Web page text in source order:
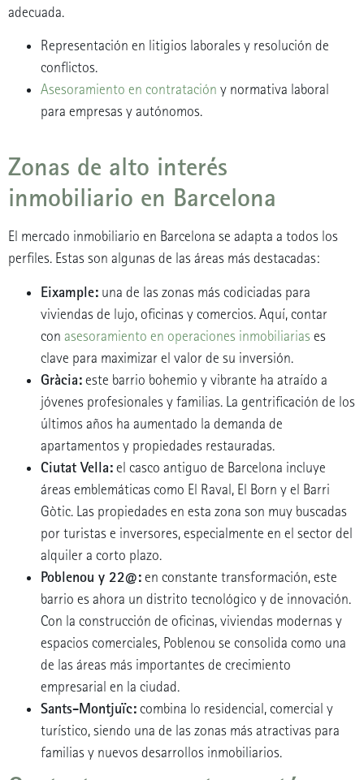
adecuada.
Representación en litigios laborales y resolución de
conflictos.
Asesoramiento en contratación y normativa laboral
para empresas y autónomos.
Zonas de alto interés
inmobiliario en Barcelona
El mercado inmobiliario en Barcelona se adapta a todos los
perfiles. Estas son algunas de las áreas más destacadas:
Eixample: una de las zonas más codiciadas para
viviendas de lujo, oficinas y comercios. Aquí, contar
con asesoramiento en operaciones inmobiliarias es
clave para maximizar el valor de su inversión.
Gràcia:este barrio bohemio y vibrante ha atraído a
jóvenes profesionales y familias. La gentrificación de los
últimos años ha aumentado la demanda de
apartamentos y propiedades restauradas.
Ciutat Vella:el casco antiguo de Barcelona incluye
áreas emblemáticas como El Raval, El Born y el Barri
Gòtic. Las propiedades en esta zona son muy buscadas
por turistas e inversores, especialmente en el sector del
alquiler a corto plazo.
Poblenou y 22@:en constante transformación, este
barrio es ahora un distrito tecnológico y de innovación.
Con la construcción de oficinas, viviendas modernas y
espacios comerciales, Poblenou se consolida como una
de las áreas más importantes de crecimiento
empresarial en la ciudad.
Sants-Montjuïc:combina lo residencial, comercial y
turístico, siendo una de las zonas más atractivas para
familias y nuevos desarrollos inmobiliarios.